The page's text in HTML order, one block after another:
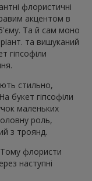
флористичні
акцентом в
Та й сам моно
та вишуканий
гіпсофіли
стильно,
букет гіпсофіли
маленьких
роль,
з троянд.
Тому флористи
наступні